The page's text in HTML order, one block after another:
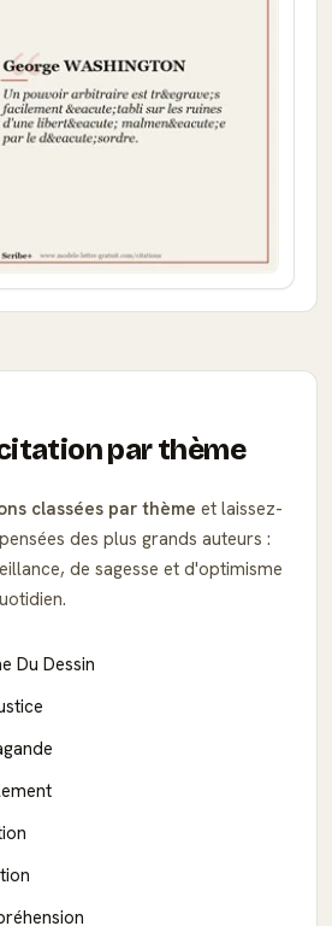
par thème
classées par thème et laissez-
des plus grands auteurs :
de sagesse et d'optimisme
Du Dessin